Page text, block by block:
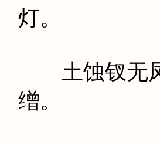
灯。
土蚀钗无凤
缯。